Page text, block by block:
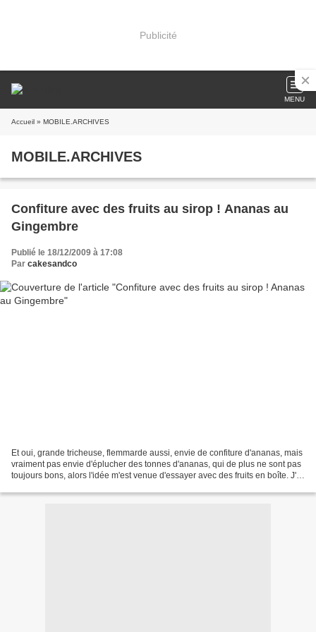
Publicité
MENU
Accueil » MOBILE.ARCHIVES
MOBILE.ARCHIVES
Confiture avec des fruits au sirop ! Ananas au
Gingembre
Publié le 18/12/2009 à 17:08
Par cakesandco
Et oui, grande tricheuse, flemmarde aussi, envie de confiture d'ananas, mais
vraiment pas envie d'éplucher des tonnes d'ananas, qui de plus ne sont pas
toujours bons, alors l'idée m'est venue d'essayer avec des fruits en boîte. J'ai